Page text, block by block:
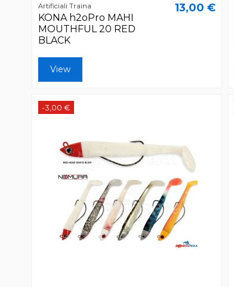
Artificiali Traina
KONA h2oPro MAHI
MOUTHFUL 20 RED
BLACK
13,00 €
View
-3,00 €